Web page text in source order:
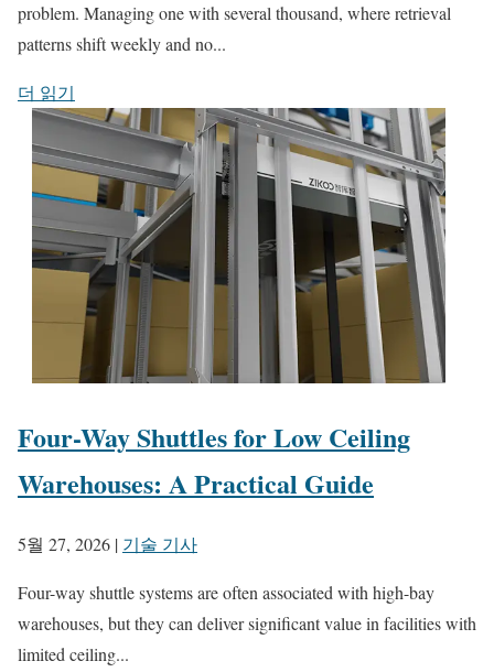
problem. Managing one with several thousand, where retrieval
patterns shift weekly and no...
더 읽기
Four-Way Shuttles for Low Ceiling
Warehouses: A Practical Guide
5월 27, 2026 | 기술 기사
Four-way shuttle systems are often associated with high-bay
warehouses, but they can deliver significant value in facilities with
limited ceiling...